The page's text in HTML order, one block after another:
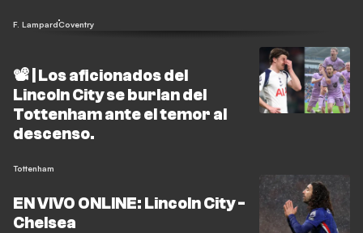
F. LampardCoventry
📽️ | Los aficionados del
Lincoln City se burlan del
Tottenham ante el temor al
descenso.
Tottenham
EN VIVO ONLINE: Lincoln City -
Chelsea